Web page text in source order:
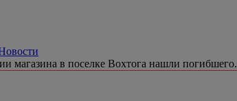
магазина в поселке Вохтога нашли погибшего.